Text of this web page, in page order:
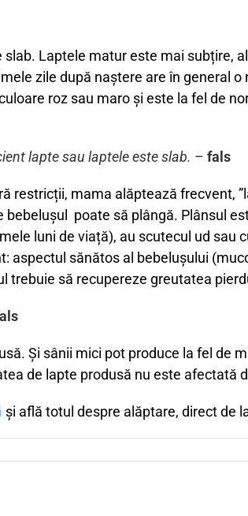
Laptele matur este mai subțire,
zile după naștere are în general
roz sau maro și este la fel de
lapte sau laptele este slab. – fals
restricții, mama alăptează frecvent,
poate să plângă. Plânsul
luni de viață), au scutecul ud sau
sănătos al bebelușului
trebuie să recupereze greutatea
Și sânii mici pot produce la fel de
de lapte produsă nu este afectată
și află totul despre alăptare, direct de